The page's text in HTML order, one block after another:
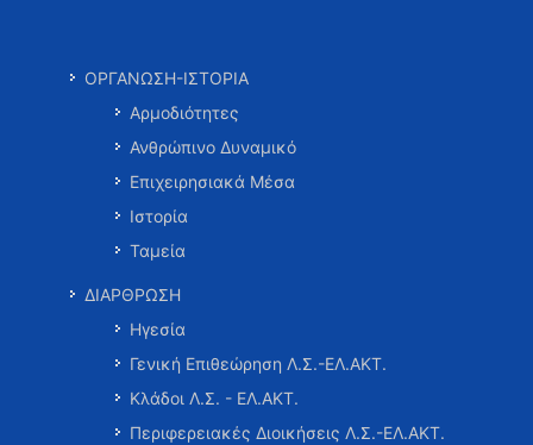
ΟΡΓΑΝΩΣΗ-ΙΣΤΟΡΙΑ
Αρμοδιότητες
Ανθρώπινο Δυναμικό
Επιχειρησιακά Μέσα
Ιστορία
Ταμεία
ΔΙΑΡΘΡΩΣΗ
Ηγεσία
Γενική Επιθεώρηση Λ.Σ.-ΕΛ.ΑΚΤ.
Κλάδοι Λ.Σ. - ΕΛ.ΑΚΤ.
Περιφερειακές Διοικήσεις Λ.Σ.-ΕΛ.ΑΚΤ.